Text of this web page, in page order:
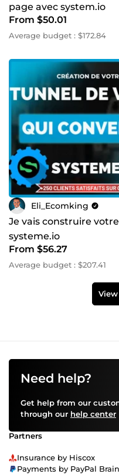
page avec system.io
From $50.01
Average budget : $172.84
Eli_Ecomking
Je vais construire
systeme.io
From $56.27
Average budget : $207.41
Need help?
Get help from our
through our help center
Partners
Insurance by Hiscox
Payments by PayPal